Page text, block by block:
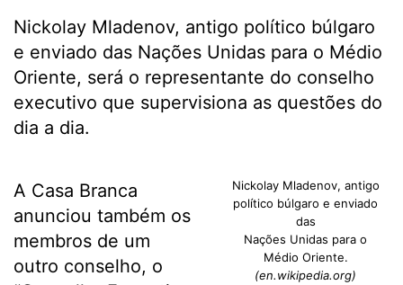
Nickolay Mladenov, antigo político búlgaro
e enviado das Nações Unidas para o Médio
Oriente, será o representante do conselho
executivo que supervisiona as questões do
dia a dia.
Nickolay Mladenov, antigo
político búlgaro e enviado
das
Nações Unidas para o
Médio Oriente.
(en.wikipedia.org)
A Casa Branca
anunciou também os
membros de um
outro conselho, o